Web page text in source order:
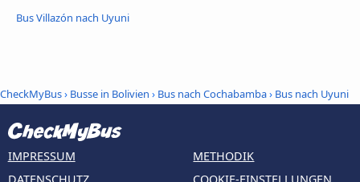
Bus Villazón nach Uyuni
CheckMyBus› Busse in Bolivien › Bus nach Cochabamba› Bus nach Uyuni
IMPRESSUM
METHODIK